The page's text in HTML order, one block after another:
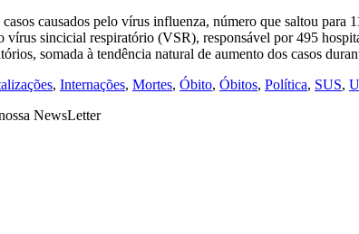
causados pelo vírus influenza, número que saltou
vírus sincicial respiratório (VSR), responsável por 495
somada à tendência natural de aumento dos casos
, Internações, Mortes, Óbito, Óbitos, Política, SUS,
NewsLetter